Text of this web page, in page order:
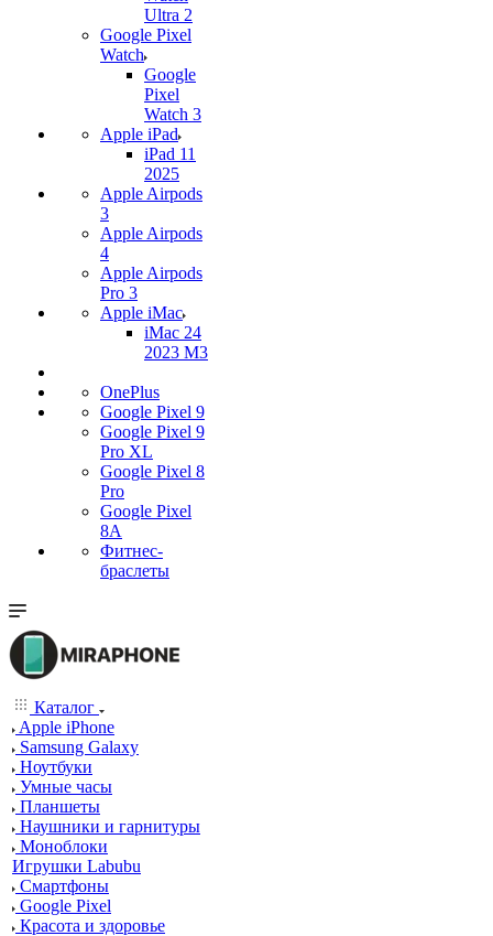
Ultra 2
Google Pixel
Watch
Google
Pixel
Watch 3
Apple iPad
iPad 11
2025
Apple Airpods
3
Apple Airpods
4
Apple Airpods
Pro 3
Apple iMac
iMac 24
2023 M3
OnePlus
Google Pixel 9
Google Pixel 9
Pro XL
Google Pixel 8
Pro
Google Pixel
8A
Фитнес-
браслеты
Каталог
Apple iPhone
Samsung Galaxy
Ноутбуки
Умные часы
Планшеты
Наушники и гарнитуры
Моноблоки
Игрушки Labubu
Смартфоны
Google Pixel
Красота и здоровье